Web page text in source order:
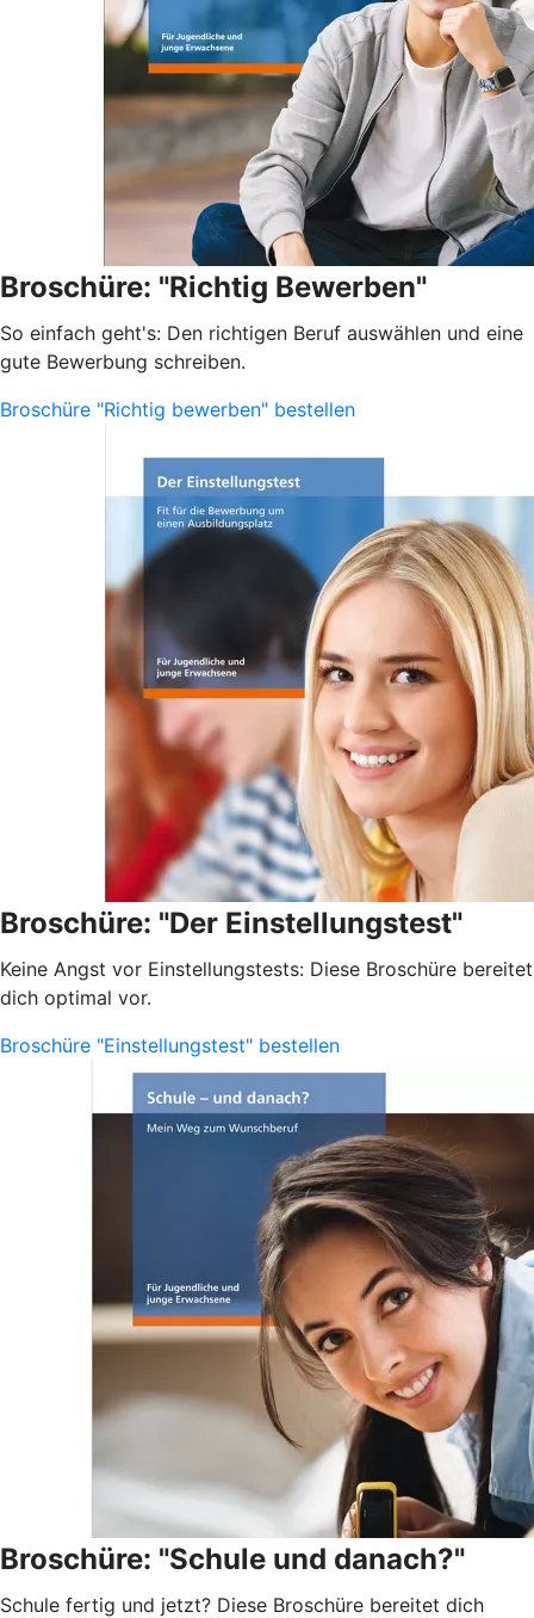
Broschüre: "Richtig Bewerben"
So einfach geht's: Den richtigen Beruf auswählen und eine
gute Bewerbung schreiben.
Broschüre "Richtig bewerben" bestellen
Broschüre: "Der Einstellungstest"
Keine Angst vor Einstellungstests: Diese Broschüre bereitet
dich optimal vor.
Broschüre "Einstellungstest" bestellen
Broschüre: "Schule und danach?"
Schule fertig und jetzt? Diese Broschüre bereitet dich